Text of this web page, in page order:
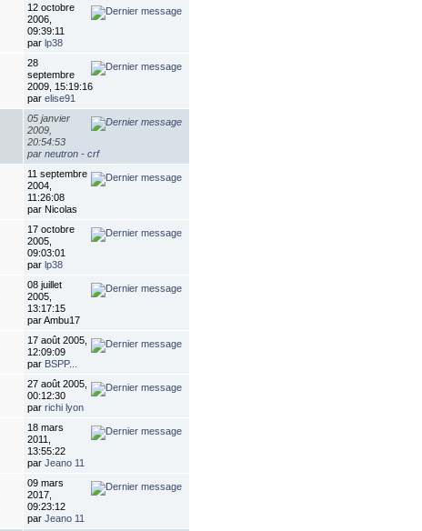
12 octobre
2006,
09:39:11
parlp38
28
septembre
2009, 15:19:16
parelise91
05 janvier
2009,
20:54:53
parneutron - crf
11 septembre
2004,
11:26:08
par Nicolas
17 octobre
2005,
09:03:01
parlp38
08 juillet
2005,
13:17:15
par Ambu17
17 août 2005,
12:09:09
par BSPP...
27 août 2005,
00:12:30
parrichi lyon
18 mars
2011,
13:55:22
parJeano 11
09 mars
2017,
09:23:12
parJeano 11